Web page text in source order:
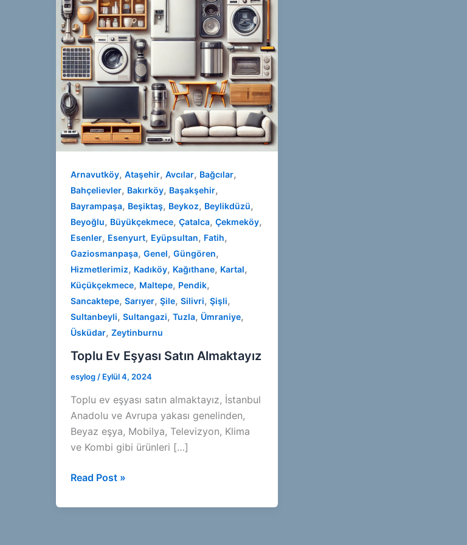
Arnavutköy, Ataşehir, Avcılar, Bağcılar,
Bahçelievler, Bakırköy, Başakşehir,
Bayrampaşa, Beşiktaş, Beykoz, Beylikdüzü,
Beyoğlu, Büyükçekmece, Çatalca, Çekmeköy,
Esenler, Esenyurt, Eyüpsultan, Fatih,
Gaziosmanpaşa, Genel, Güngören,
Hizmetlerimiz, Kadıköy, Kağıthane, Kartal,
Küçükçekmece, Maltepe, Pendik,
Sancaktepe, Sarıyer, Şile, Silivri, Şişli,
Sultanbeyli, Sultangazi, Tuzla, Ümraniye,
Üsküdar, Zeytinburnu
Toplu Ev Eşyası Satın Almaktayız
esylog / Eylül 4, 2024
Toplu ev eşyası satın almaktayız, İstanbul
Anadolu ve Avrupa yakası genelinden,
Beyaz eşya, Mobilya, Televizyon, Klima
ve Kombi gibi ürünleri […]
Toplu
Eşyası
Read Post »